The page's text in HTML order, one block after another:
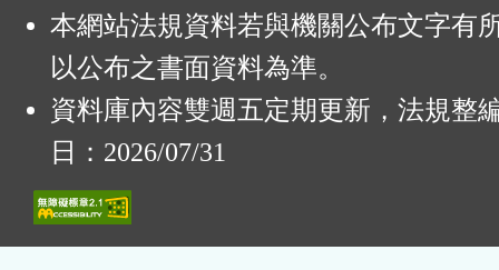
本網站法規資料若與機關公布文字有
以公布之書面資料為準。
資料庫內容雙週五定期更新，法規整
日：2026/07/31